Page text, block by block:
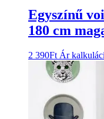
Egyszínű
180 cm
2 390Ft Ár